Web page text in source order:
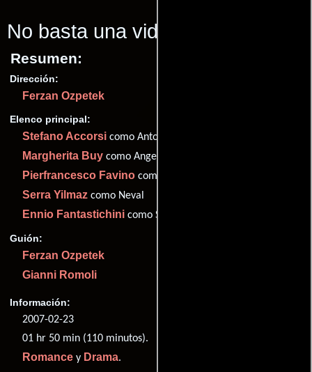
No basta una vida
Resumen:
Dirección:
Ferzan Ozpetek
Elenco principal:
Stefano Accorsi como Antonio Pontesilli
Margherita Buy como Angelica Pontesilli
Pierfrancesco Favino como Davide
Serra Yilmaz como Neval
Ennio Fantastichini como Sergio
Guión:
Ferzan Ozpetek
Gianni Romoli
Información:
2007-02-23
01 hr 50 min (110 minutos).
Romance y Drama.